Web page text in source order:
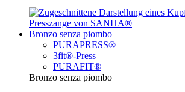
Bronzo senza piombo
PURAPRESS®
3fit®-Press
PURAFIT®
Bronzo senza piombo